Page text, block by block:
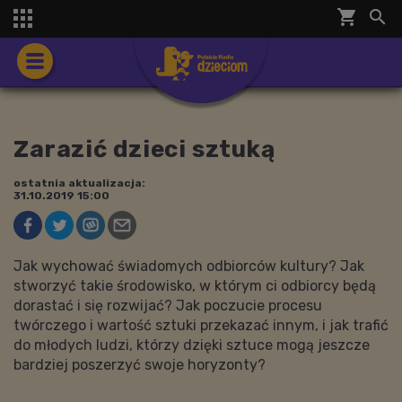
shopping_cart 

Zarazić dzieci sztuką
ostatnia aktualizacja:
31.10.2019 15:00
Jak wychować świadomych odbiorców kultury? Jak
stworzyć takie środowisko, w którym ci odbiorcy będą
dorastać i się rozwijać? Jak poczucie procesu
twórczego i wartość sztuki przekazać innym, i jak trafić
do młodych ludzi, którzy dzięki sztuce mogą jeszcze
bardziej poszerzyć swoje horyzonty?